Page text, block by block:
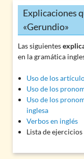
Explicaciones
«Gerundio»
Las siguientes
en la gramática
Uso de los
Uso de los
Uso de los
inglesa
Verbos en inglés
Lista de